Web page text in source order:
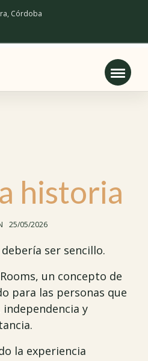
Córdoba
historia
POSTED
25/05/2026
ser sencillo.
un concepto de
para las personas que
y
la experiencia